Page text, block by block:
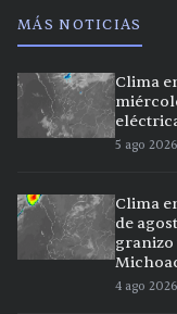
MÁS NOTICIAS
Clima
5 ago 2026
Clima
de
granizo
4 ago 2026